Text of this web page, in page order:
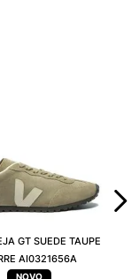
GT SUEDE TAUPE
AI0321656A